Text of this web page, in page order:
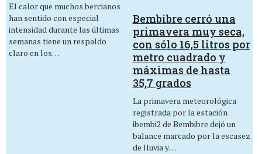
El calor que muchos bercianos
han sentido con especial
intensidad durante las últimas
semanas tiene un respaldo
claro en los…
Bembibre cerró una
primavera muy seca,
con sólo 16,5 litros por
metro cuadrado y
máximas de hasta
35,7 grados
La primavera meteorológica
registrada por la estación
ibembi2 de Bembibre dejó un
balance marcado por la escasez
de lluvia y…